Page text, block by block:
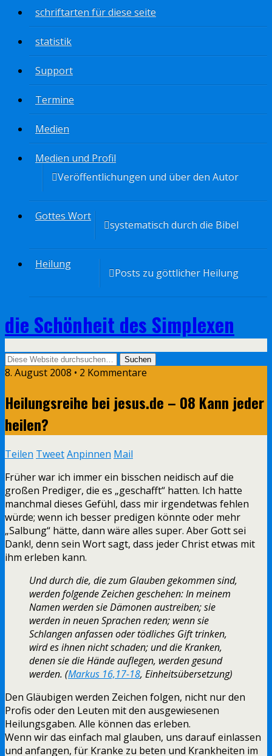
schriftarten für diese seite
statistik
Support
Termine
Medien
Medien und Profil
Veröffentlichungen und über den Autor
Gottes Wort
systematisch durch die Bibel
Heilung
Posts zu göttlicher Heilung
die Schönheit des Simplexen
8. August 2008 • 2 Kommentare
Heilungsreihe bei jesus.de – 08 Kann jeder
heilen?
Teilen TweetAnpinnen Mail
Früher war ich immer ein bisschen neidisch auf die
großen Prediger, die es „geschafft“ hatten. Ich hatte
manchmal dieses Gefühl, dass mir irgendetwas fehlen
würde; wenn ich besser predigen könnte oder mehr
„Salbung“ hätte, dann wäre alles super. Aber Gott sei
Dank!, denn sein Wort sagt, dass jeder Christ etwas mit
ihm erleben kann.
Und durch die, die zum Glauben gekommen sind,
werden folgende Zeichen geschehen: In meinem
Namen werden sie Dämonen austreiben; sie
werden in neuen Sprachen reden; wenn sie
Schlangen anfassen oder tödliches Gift trinken,
wird es ihnen nicht schaden; und die Kranken,
denen sie die Hände auflegen, werden gesund
werden. (Markus 16,17-18, Einheitsübersetzung)
Den Gläubigen werden Zeichen folgen, nicht nur den
Profis oder den Leuten mit den ausgewiesenen
Heilungsgaben. Alle können das erleben.
Wenn wir das einfach mal glauben, uns darauf einlassen
und anfangen, für Kranke zu beten und Krankheiten im